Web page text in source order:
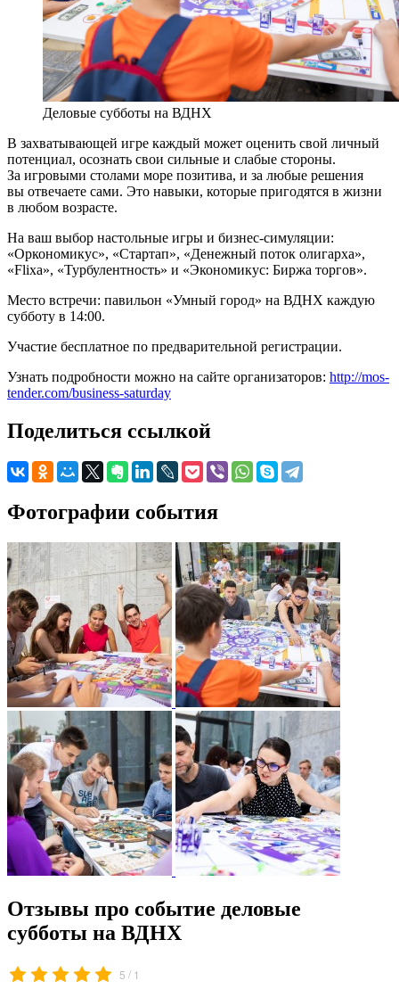
Деловые субботы на ВДНХ
В захватывающей игре каждый может оценить свой личный
потенциал, осознать свои сильные и слабые стороны.
За игровыми столами море позитива, и за любые решения
вы отвечаете сами. Это навыки, которые пригодятся в жизни
в любом возрасте.
На ваш выбор настольные игры и бизнес-симуляции:
«Оркономикус», «Стартап», «Денежный поток олигарха»,
«Flixa», «Турбулентность» и «Экономикус: Биржа торгов».
Место встречи: павильон «Умный город» на ВДНХ каждую
субботу в 14:00.
Участие бесплатное по предварительной регистрации.
Узнать подробности можно на сайте организаторов: http://mos-
tender.com/business-saturday
Поделиться ссылкой
Фотографии события
Отзывы про событие деловые
субботы на ВДНХ
5 / 1